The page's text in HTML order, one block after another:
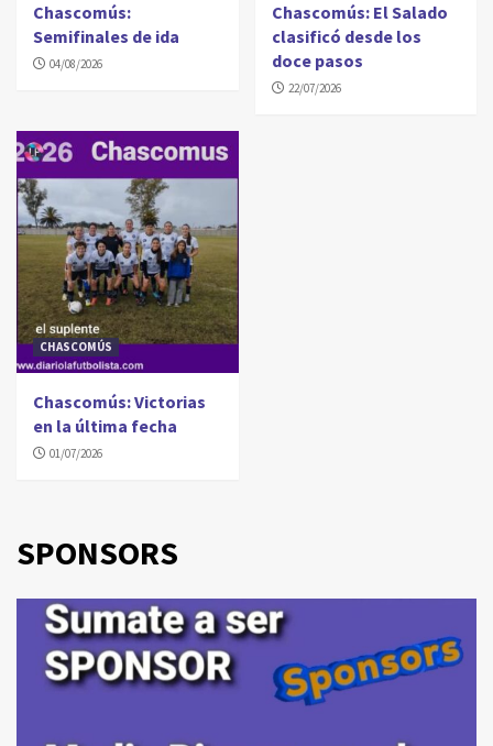
Chascomús:
Semifinales de ida
04/08/2026
Chascomús: El Salado
clasificó desde los
doce pasos
22/07/2026
CHASCOMÚS
Chascomús: Victorias
en la última fecha
01/07/2026
SPONSORS